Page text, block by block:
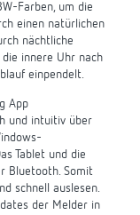
Farben, um die
einen natürlichen
nächtliche
die innere Uhr nach
einpendelt.
App
und intuitiv über
Tablet und die
Bluetooth. Somit
schnell auslesen.
der Melder in